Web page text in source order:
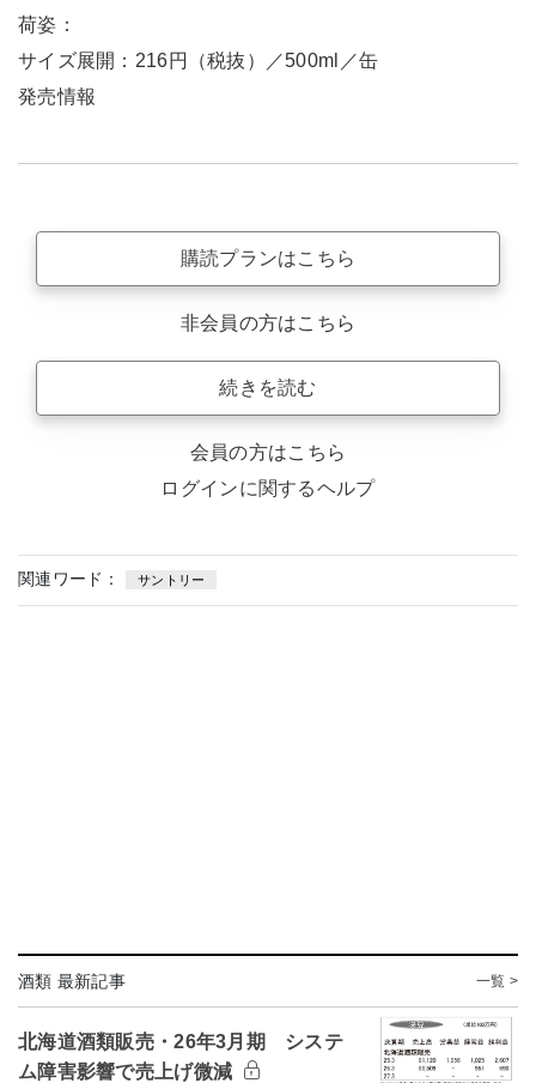
荷姿：
サイズ展開：216円（税抜）／500ml／缶
発売情報
購読プランはこちら
非会員の方はこちら
続きを読む
会員の方はこちら
ログインに関するヘルプ
関連ワード： サントリー
酒類 最新記事 一覧 >
北海道酒類販売・26年3月期 システ
ム障害影響で売上げ微減